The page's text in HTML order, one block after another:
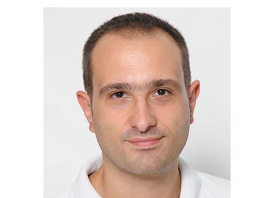
prof. Alfredo
Renga
/ Responsabile Erasmus /
http://www.docenti.unina.it/alfredo.renga
alfredo.renga@unina.it